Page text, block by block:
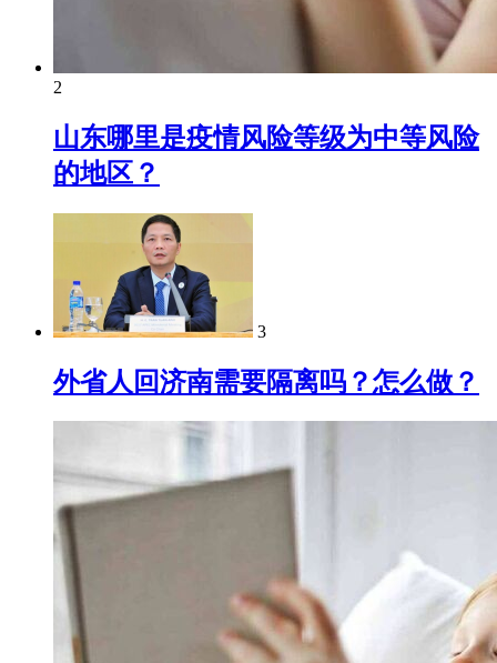
2
山东哪里是疫情风险等级为中等风险
的地区？
3
外省人回济南需要隔离吗？怎么做？